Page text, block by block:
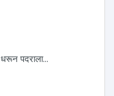
धरून पदराला...